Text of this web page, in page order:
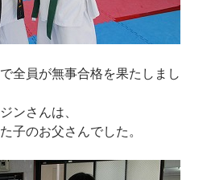
全員が無事合格を果たしまし
ンさんは、
子のお父さんでした。